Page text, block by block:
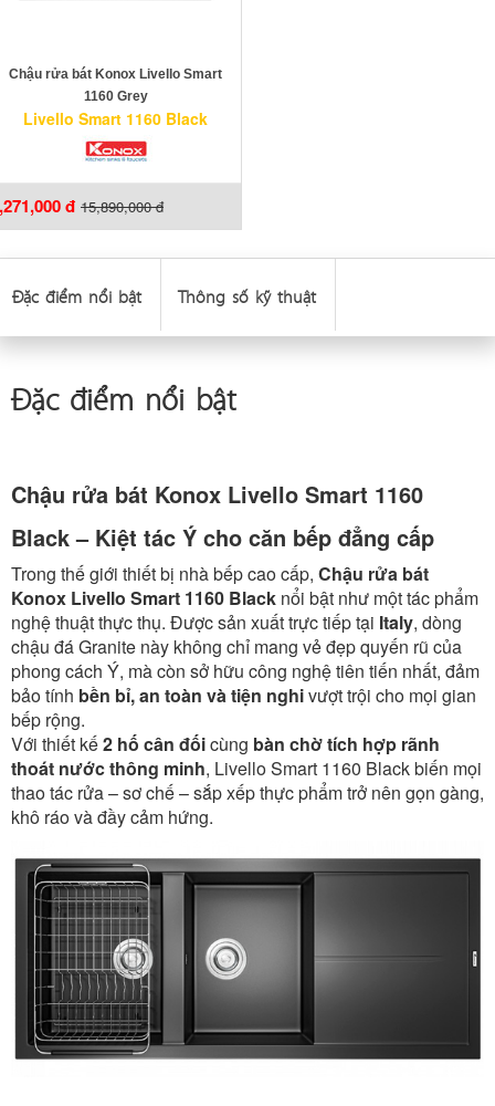
Chậu rửa bát Konox Livello Smart
1160 Grey
Livello Smart 1160 Black
đ 15,890,000 đ
Đặc điểm nổi bật Thông số kỹ thuật
Đặc điểm nổi bật
Chậu rửa bát Konox Livello Smart 1160
Black – Kiệt tác Ý cho căn bếp đẳng cấp
Trong thế giới thiết bị nhà bếp cao cấp, Chậu rửa bát
Konox Livello Smart 1160 Black nổi bật như một tác phẩm
nghệ thuật thực thụ. Được sản xuất trực tiếp tại Italy, dòng
chậu đá Granite này không chỉ mang vẻ đẹp quyến rũ của
phong cách Ý, mà còn sở hữu công nghệ tiên tiến nhất, đảm
bảo tính bền bỉ, an toàn và tiện nghivượt trội cho mọi gian
bếp rộng.
Với thiết kế2 hố cân đốicùng bàn chờ tích hợp rãnh
thoát nước thông minh, Livello Smart 1160 Black biến mọi
thao tác rửa – sơ chế – sắp xếp thực phẩm trở nên gọn gàng,
khô ráo và đầy cảm hứng.